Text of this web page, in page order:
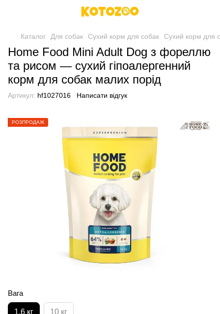
Каталог Для собак Сухий корм для собак Сухий корм для
Home Food Mini Adult Dog з фореллю
та рисом — сухий гіпоалергенний
корм для собак малих порід
Артикул: hf1027016 Написати відгук
РОЗПРОДАЖ
Вага
1,6 кг 10 кг